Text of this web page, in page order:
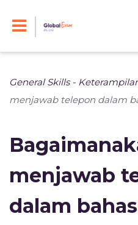
General Skills -
menjawab telepon dalam
menjawab
dalam